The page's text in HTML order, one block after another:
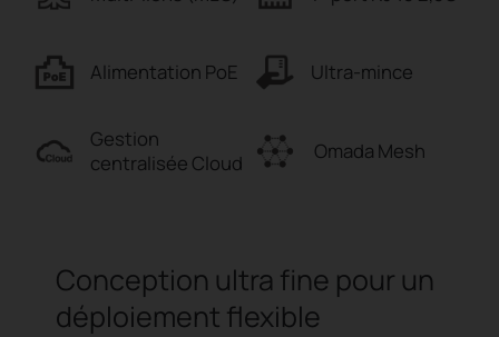
Alimentation PoE Ultra-mince
Gestion
centralisée Cloud
Omada Mesh
Conception ultra fine pour un
déploiement flexible